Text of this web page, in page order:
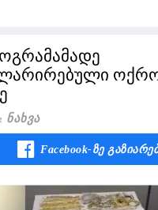
Ნახვა
Facebook-Ზე